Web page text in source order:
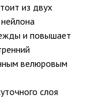
из двух
и повышает
велюровым
слоя